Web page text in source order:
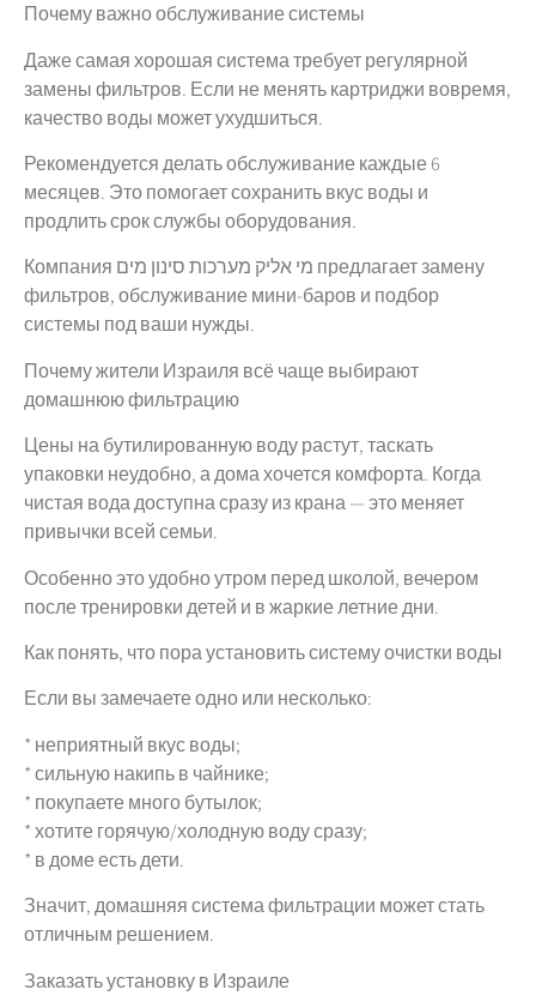
Почему важно обслуживание системы
Даже самая хорошая система требует регулярной
замены фильтров. Если не менять картриджи вовремя,
качество воды может ухудшиться.
Рекомендуется делать обслуживание каждые 6
месяцев. Это помогает сохранить вкус воды и
продлить срок службы оборудования.
Компания מי אליק מערכות סינון מים предлагает замену
фильтров, обслуживание мини-баров и подбор
системы под ваши нужды.
Почему жители Израиля всё чаще выбирают
домашнюю фильтрацию
Цены на бутилированную воду растут, таскать
упаковки неудобно, а дома хочется комфорта. Когда
чистая вода доступна сразу из крана — это меняет
привычки всей семьи.
Особенно это удобно утром перед школой, вечером
после тренировки детей и в жаркие летние дни.
Как понять, что пора установить систему очистки воды
Если вы замечаете одно или несколько:
* неприятный вкус воды;
* сильную накипь в чайнике;
* покупаете много бутылок;
* хотите горячую/холодную воду сразу;
* в доме есть дети.
Значит, домашняя система фильтрации может стать
отличным решением.
Заказать установку в Израиле